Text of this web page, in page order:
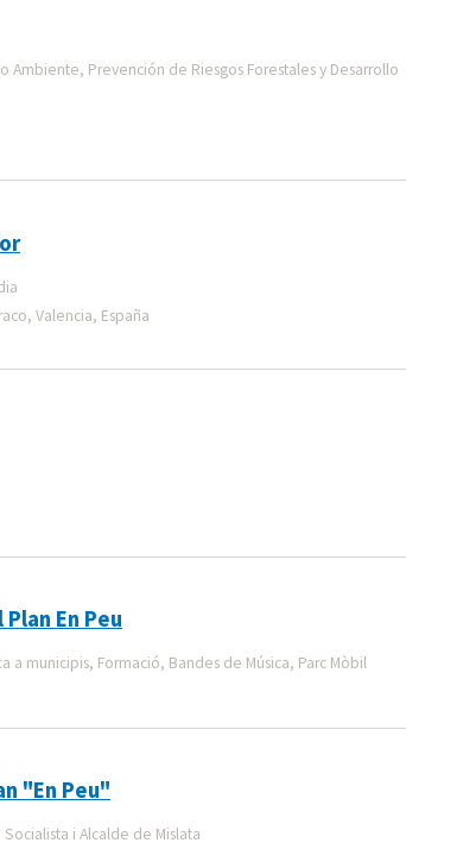
Ambiente, Prevención de Riesgos Forestales y Desarrollo
Valencia, España
En Peu
a municipis, Formació, Bandes de Música, Parc Mòbil
"En Peu"
i Alcalde de Mislata